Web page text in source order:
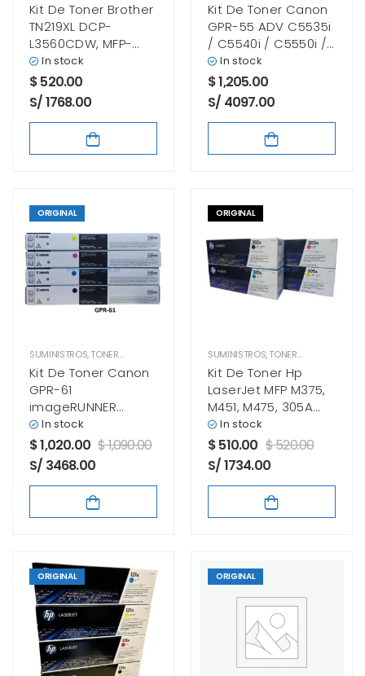
Kit De Toner Brother
TN219XL DCP-
L3560CDW, MFP-
L3760CDW, HL-
L3280CDW
In stock
$520.00
S/ 1768.00
Kit De Toner Canon
GPR-55 ADV C5535i
/ C5540i / C5550i /
C5560i / DX C5740i
/ C5750i Negro,
Cyan, Magenta,
Amarillo
In stock
$1,205.00
S/ 4097.00
ORIGINAL
SUMINISTROS,TONER CANON
Kit De Toner Canon
GPR-61
imageRUNNER
ADVANCE C5840,
C5850, C5860
Original
In stock
$1,020.00 $1,090.00
S/ 3468.00
ORIGINAL
SUMINISTROS,TONER HP
Kit De Toner Hp
LaserJet MFP M375,
M451, M475, 305A
(BK, C, M, Y)
In stock
$510.00 $520.00
S/ 1734.00
ORIGINAL ORIGINAL